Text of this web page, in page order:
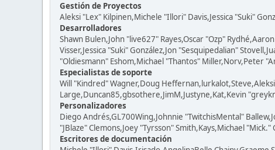
Gestión de Proyectos
Aleksi "Lex" Kilpinen,Michele "Illori" Davis,Jessica "Suki"
Desarrolladores
Shawn Bulen,John "live627" Rayes,Oscar "Ozp"
Visser,Jessica "Suki" González,Jon "Sesquipedalian"
"Oldiesmann" Eshom,Michael "Thantos" Miller,Norv,Peter
Especialistas de soporte
Will "Kindred" Wagner,Doug
Large,Duncan85,gbsothere,JimM,Justyne,Kat,Kevin
Personalizadores
Diego Andrés,GL700Wing,Johnnie "TwitchisMental"
"JBlaze" Clemons,Joey "Tyrsson" Smith,Kays,Michael
Escritores de documentación